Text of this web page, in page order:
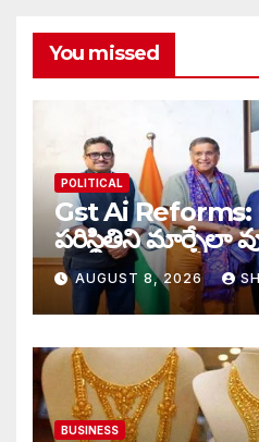
You missed
POLITICAL
Gst Ai Reforms:
పరిస్థితిని మార్చేలా
AUGUST 8, 2026
BUSINESS